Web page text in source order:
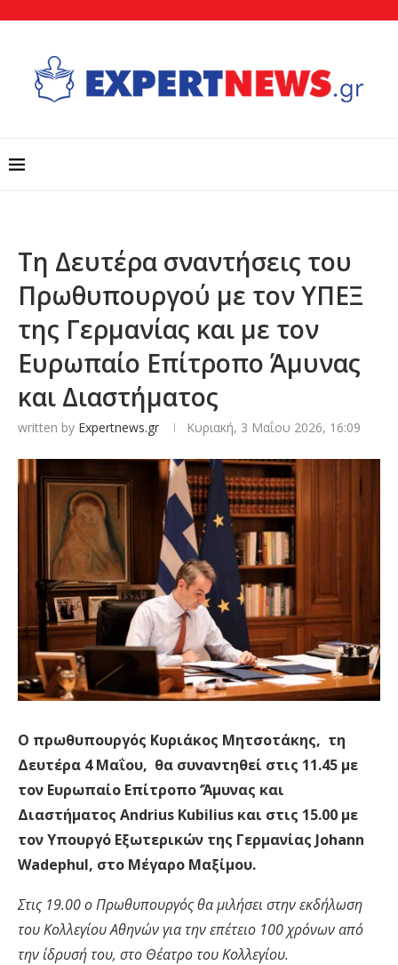
Τη Δευτέρα σναντήσεις του
Πρωθυπουργού με τον ΥΠΕΞ
της Γερμανίας και με τον
Ευρωπαίο Επίτροπο Άμυνας
και Διαστήματος
written by Expertnews.gr Κυριακή, 3 Μαΐου 2026, 16:09
Ο πρωθυπουργός Κυριάκος Μητσοτάκης, τη
Δευτέρα 4 Μαΐου, θα συναντηθεί στις 11.45 με
τον Ευρωπαίο Επίτροπο ‘Άμυνας και
Διαστήματος Andrius Kubilius και στις 15.00 με
τον Υπουργό Εξωτερικών της Γερμανίας Johann
Wadephul, στο Μέγαρο Μαξίμου.
Στις 19.00 ο Πρωθυπουργός θα μιλήσει στην εκδήλωση
του Κολλεγίου Αθηνών για την επέτειο 100 χρόνων από
την ίδρυσή του, στο Θέατρο του Κολλεγίου.